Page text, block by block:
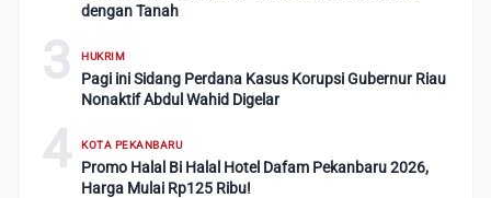
dengan Tanah
3 HUKRIM
Pagi ini Sidang Perdana Kasus Korupsi Gubernur Riau
Nonaktif Abdul Wahid Digelar
4 KOTA PEKANBARU
Promo Halal Bi Halal Hotel Dafam Pekanbaru 2026,
Harga Mulai Rp125 Ribu!